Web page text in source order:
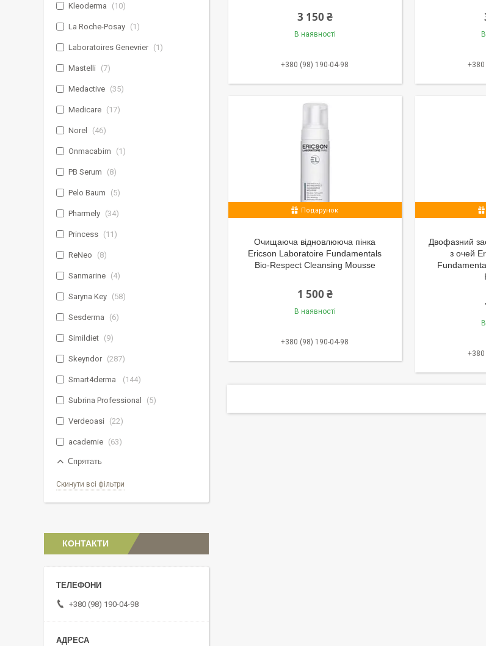
3 150 ₴
В наявності
+380 (98) 190-04-98 +380
Подарунок
Очищаюча відновлююча пінка
Ericson Laboratoire Fundamentals
Bio-Respect Cleansing Mousse
1 500 ₴
В наявності
+380 (98) 190-04-98
Двофазний
з очей
+380
Kleoderma 10
La Roche-Posay 1
Laboratoires Genevrier 1
Mastelli 7
Medactive 35
Medicare 17
Norel 46
Onmacabim 1
PB Serum 8
Pelo Baum 5
Pharmely 34
Princess 11
ReNeo 8
Sanmarine 4
Saryna Key 58
Sesderma 6
Simildiet 9
Skeyndor 287
Smart4derma 144
Subrina Professional 5
Verdeoasi 22
academie 63
Спрятать
Скинути всі фільтри
КОНТАКТИ
+380 (98) 190-04-98